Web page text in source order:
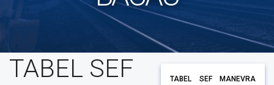
TABEL SEF
TABEL SEF MANEVRA